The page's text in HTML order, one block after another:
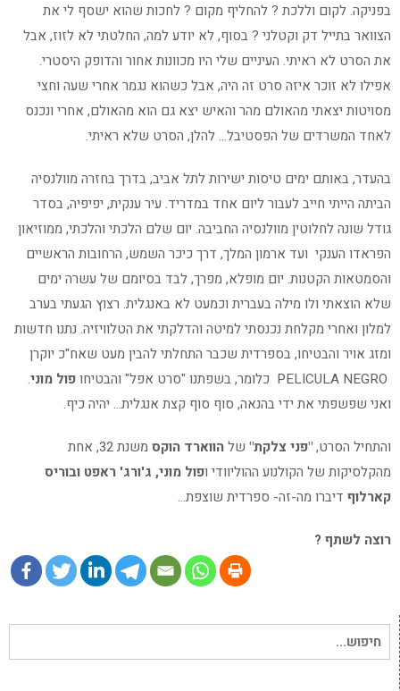
בפניקה. לקום וללכת ? להחליף מקום ? לחכות שהוא ישסף לי את
הצוואר בתייל דק וקטלני ? בסוף, לא יודע למה, החלטתי לא לזוז, אבל
את הסרט לא ראיתי. העיניים שלי היו מכוונות אחור והדופק היסטרי.
אפילו לא זוכר איזה סרט זה היה, אבל כשהוא נגמר אחרי שעה וחצי
מסויטות יצאתי מהאולם מהר והאיש יצא גם הוא מהאולם, אחרי ונכנס
לאחד המשרדים של הפסטיבל… להלן, הסרט שלא ראיתי.
בהעדר, באותם ימים טיסות ישירות לתל אביב, בדרך בחזרה מוולנסיה
הביתה הייתי חייב לעבור ליום אחד במדריד. עיר ענקית, יפיפיה, בסדר
גודל שונה לחלוטין מוולנסיה החביבה. יום שלם הלכתי והלכתי, ממוזיאון
הפראדו הענקי ועד ארמון המלך, דרך כיכר השמש, הרחובות הראשיים
והסמטאות הקטנות. יום מופלא, מפרך, לבד בסיומם של עשרה ימים
שלא הוצאתי ולו מילה בעברית וכמעט לא באנגלית. רצוץ הגעתי בערב
למלון ואחרי מקלחת נכנסתי למיטה והדלקתי את הטלוויזיה. נתנו חדשות
ומזג אויר והבטיחו, בספרדית שכבר התחלתי להבין מעט שאח"כ יוקרן
פול מוני.
ואני שפשפתי את ידי בהנאה, סוף סוף קצת אנגלית… יהיה כיף.
והתחיל הסרט,"פני צלקת" שלהווארד הוקס
משנת 32, אחת
מהקלסיקות של הקולנוע ההוליוודי ופול מוני, ג'ורג' ראפט ובוריס
קארלוף דיברו מה-זה- ספרדית שוצפת…
רוצה לשתף ?
חיפוש
עבור: